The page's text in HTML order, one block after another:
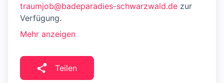
traumjob@badeparadies-schwarzwald.de zur
Verfügung.
Mehr anzeigen
Teilen